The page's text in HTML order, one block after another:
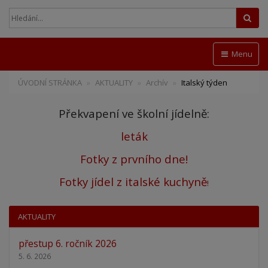
Menu
ÚVODNÍ STRÁNKA AKTUALITY Archív Italský týden
Překvapení ve školní jídelně:
leták
Fotky z prvního dne!
Fotky jídel z italské kuchyně!
AKTUALITY
přestup 6. ročník 2026
5. 6. 2026